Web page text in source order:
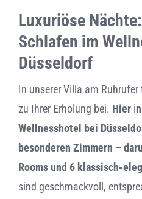
Luxuriöse
Schlafen im
Düsseldorf
In unserer Villa am
zu Ihrer Erholung bei. Hieri
Wellnesshotel bei
besonderen Zimmern –
Rooms und 6 klassisch-
sind geschmackvoll,